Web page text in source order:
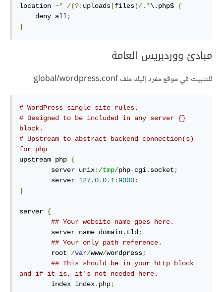
location ~* /(?: uploads files)/.*\.php$ {
    deny all
;
}
مبادئ ووردبريس العامة
للتثبيت في موقع مفرد إليك ملف global/wordpress.conf:
# WordPress single site rules.
# Designed to be included in any server {}
block.
# Upstream to abstract backend connection(s)
for php
upstream php {
        server unix
: /tmp/php-cgi. socket ;
        server
127.0.0.1: 9000;
}
server {
## Your website name goes here.
        server_name domain
. tld ;
## Your only path reference.
        root
/var/www/wordpress;
## This should be in your http block
and if it is, it's not needed here.
        index index
. php;